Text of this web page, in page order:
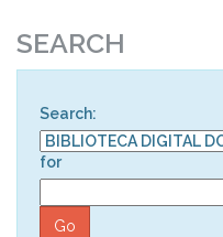
SEARCH
Search:
for